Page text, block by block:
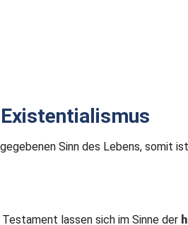
Sinn des Lebens, somit
lassen sich im Sinne der